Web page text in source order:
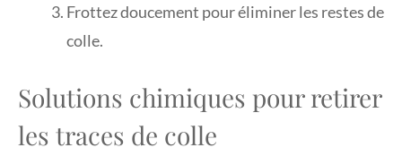
Frottez doucement pour éliminer les restes de
colle.
Solutions chimiques pour retirer
les traces de colle